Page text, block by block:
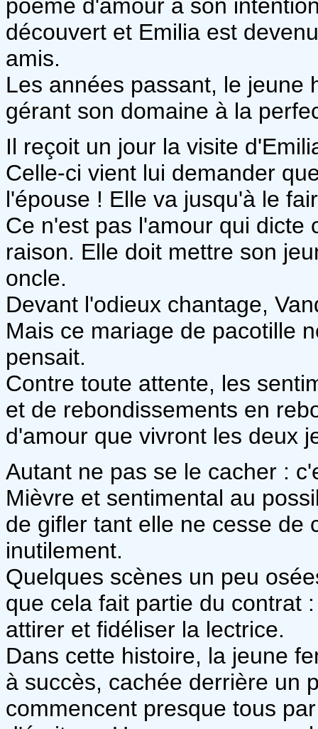
poème d'amour à son
découvert et Emilia est
amis.
Les années passant, le jeune
gérant son domaine à la
Il reçoit un jour la visite
Celle-ci vient lui demander
l'épouse ! Elle va jusqu'à le
Ce n'est pas l'amour qui dicte
raison. Elle doit mettre son
oncle.
Devant l'odieux chantage,
Mais ce mariage de pacotille
pensait.
Contre toute attente, les
et de rebondissements en
d'amour que vivront les deux
Autant ne pas se le cacher :
Mièvre et sentimental au
de gifler tant elle ne cesse de
inutilement.
Quelques scènes un peu
que cela fait partie du contrat
attirer et fidéliser la lectrice.
Dans cette histoire, la jeune
à succès, cachée derrière un
commencent presque tous